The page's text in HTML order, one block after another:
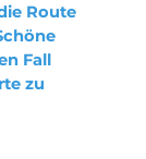
Route
Fall
zu